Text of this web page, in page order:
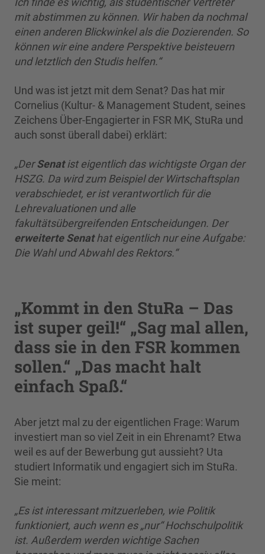
mit abstimmen zu können. Wir haben da nochmal
einen anderen Blickwinkel als die Dozierenden. So
können wir eine andere Perspektive beisteuern
und letztlich den Studis helfen.“
Und was ist jetzt mit dem Senat? Das hat mir
Cornelius (Kultur- & Management Student, seines
Zeichens Über-Engagierter in FSR MK, StuRa und
auch sonst überall dabei) erklärt:
„DerSenatist eigentlich das wichtigste Organ der
HSZG. Da wird zum Beispiel der Wirtschaftsplan
verabschiedet, er ist verantwortlich für die
Lehrevaluationen und alle
fakultätsübergreifenden Entscheidungen. Der
erweiterte Senathat eigentlich nur eine Aufgabe:
Die Wahl und Abwahl des Rektors.“
„Kommt in den StuRa – Das
ist super geil!“ „Sag mal allen,
dass sie in den FSR kommen
sollen.“ „Das macht halt
einfach Spaß.“
Aber jetzt mal zu der eigentlichen Frage: Warum
investiert man so viel Zeit in ein Ehrenamt? Etwa
weil es auf der Bewerbung gut aussieht? Uta
studiert Informatik und engagiert sich im StuRa.
Sie meint:
„Es ist interessant mitzuerleben, wie Politik
funktioniert, auch wenn es „nur“ Hochschulpolitik
ist. Außerdem werden wichtige Sachen